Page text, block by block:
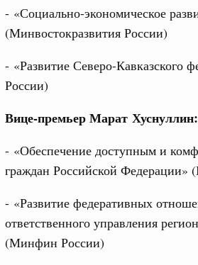
- «Социально-экономическое
(Минвостокразвития России)
- «Развитие Северо-Кавказского
России)
Вице-премьер Марат Хуснуллин:
- «Обеспечение доступным и
граждан Российской Федерации»
- «Развитие федеративных
ответственного управления
(Минфин России)
аквакультура,
направит
теплоснабжение
выделило более 3,2
энергетического